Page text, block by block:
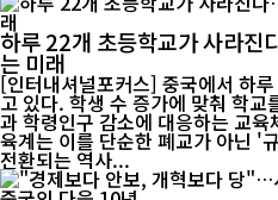
하루 22개 초등학교가 사라
는 미래
[인터내셔널포커스] 중국에서 하
고 있다. 학생 수 증가에 맞춰 학
과 학령인구 감소에 대응하는 교
육계는 이를 단순한 폐교가 아닌 '
전환되는 역사...